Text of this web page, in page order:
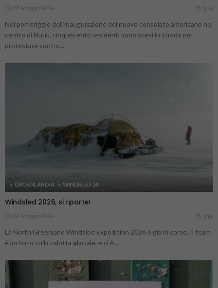
27 Maggio 2026 370
Nel pomeriggio dell'inaugurazione del nuovo consolato americano nel
centro di Nuuk, cinquecento residenti sono scesi in strada per
protestare contro...
GROENLANDIA WINDSLED 24
Windsled 2026, si riparte!
22 Maggio 2026 316
La North Greenland Windsled Expedition 2026 è già in corso. Il team
è arrivato sulla calotta glaciale, e ci è...